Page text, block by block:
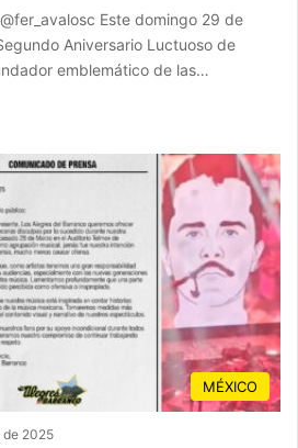
Este domingo 29 de
Aniversario Luctuoso de
emblemático de las…
MÉXICO
de 2025